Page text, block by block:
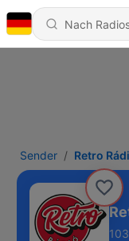
Sender Retro